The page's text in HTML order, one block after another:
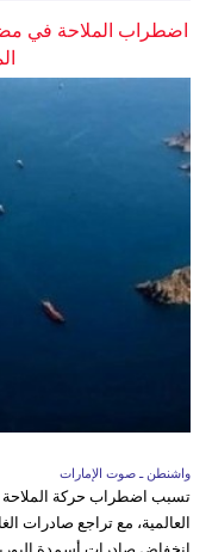
اضطراب الملاحة في
واشنطن ـ صوت الإمارات
تسبب اضطراب حركة الملاحة